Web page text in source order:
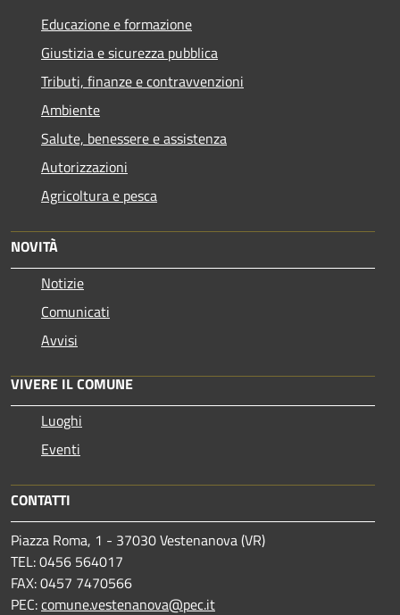
Educazione e formazione
Giustizia e sicurezza pubblica
Tributi, finanze e contravvenzioni
Ambiente
Salute, benessere e assistenza
Autorizzazioni
Agricoltura e pesca
NOVITÀ
Notizie
Comunicati
Avvisi
VIVERE IL COMUNE
Luoghi
Eventi
CONTATTI
Piazza Roma, 1 - 37030 Vestenanova (VR)
TEL: 0456 564017
FAX: 0457 7470566
PEC:comune.vestenanova@pec.it